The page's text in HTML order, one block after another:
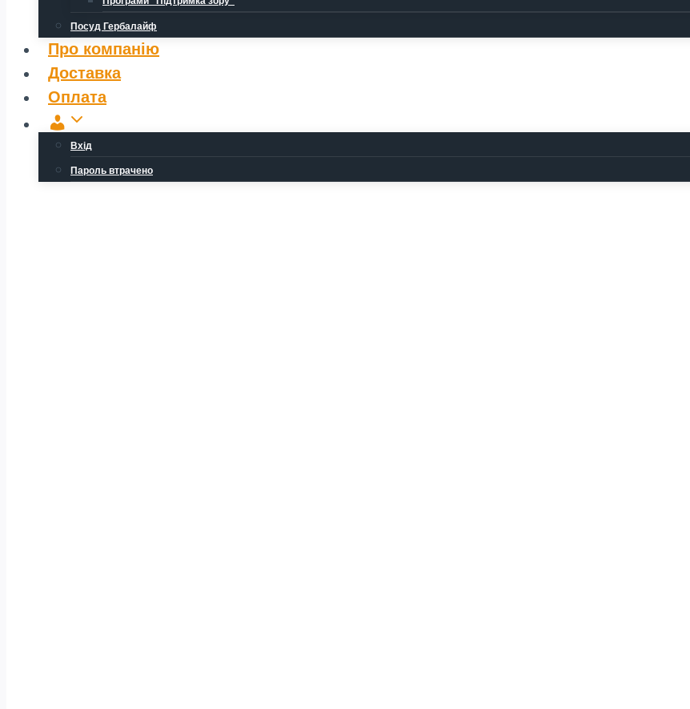
Посуд Гербалайф
Про компанію
Доставка
Оплата
Обліковий
запис
Вхід
Пароль втрачено